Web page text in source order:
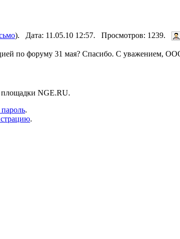
). Дата: 11.05.10 12:57. Просмотров: 1239.
по форуму 31 мая? Спасибо. С уважением,
площадки NGE.RU.
.
.